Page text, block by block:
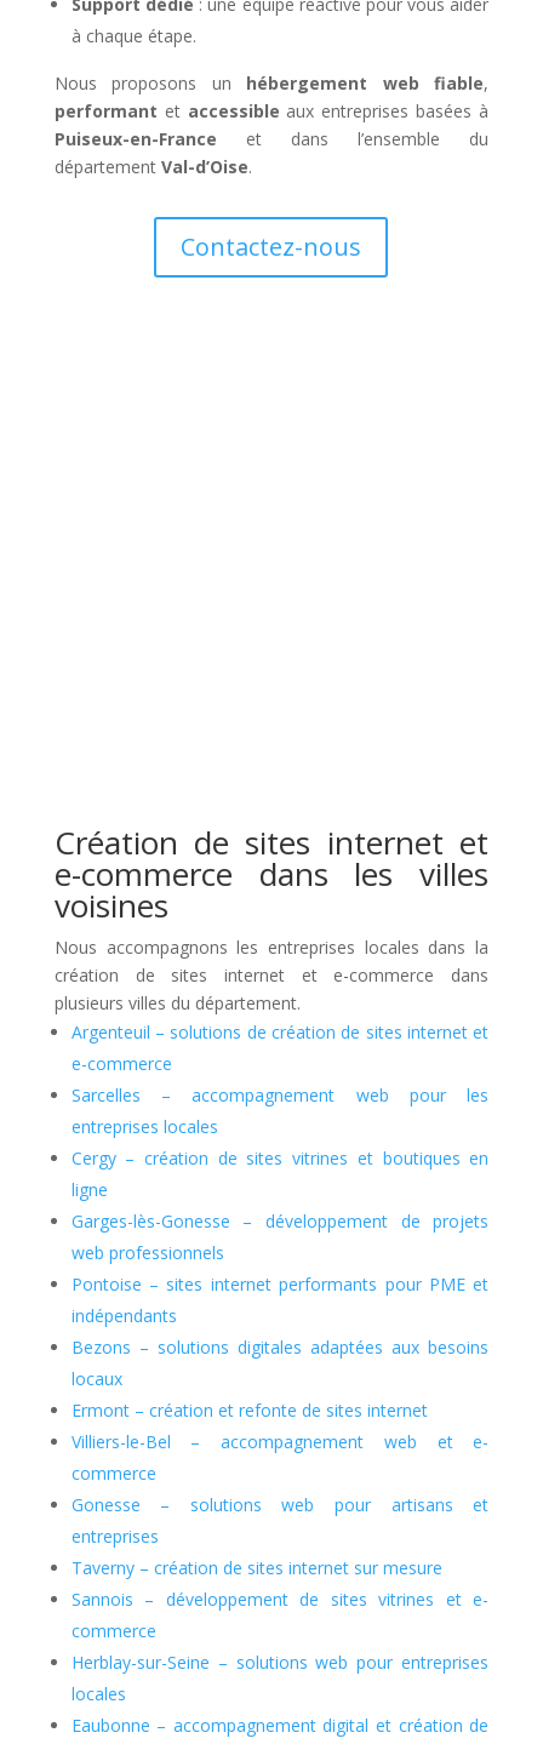
Support dédié : une équipe réactive pour vous aider
à chaque étape.
Nous proposons un hébergement web fiable,
performant et accessible aux entreprises basées à
Puiseux-en-France et dans l’ensemble du
département Val-d’Oise.
Contactez-nous
Création de sites internet et
e-commerce dans les villes
voisines
Nous accompagnons les entreprises locales dans la
création de sites internet et e-commerce dans
plusieurs villes du département.
Argenteuil – solutions de création de sites internet et
e-commerce
Sarcelles – accompagnement web pour les
entreprises locales
Cergy – création de sites vitrines et boutiques en
ligne
Garges-lès-Gonesse – développement de projets
web professionnels
Pontoise – sites internet performants pour PME et
indépendants
Bezons – solutions digitales adaptées aux besoins
locaux
Ermont – création et refonte de sites internet
Villiers-le-Bel – accompagnement web et e-
commerce
Gonesse – solutions web pour artisans et
entreprises
Taverny – création de sites internet sur mesure
Sannois – développement de sites vitrines et e-
commerce
Herblay-sur-Seine – solutions web pour entreprises
locales
Eaubonne – accompagnement digital et création de